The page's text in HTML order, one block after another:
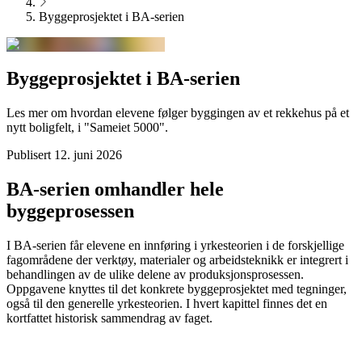
Byggeprosjektet i BA-serien
Byggeprosjektet i BA-serien
Les mer om hvordan elevene følger byggingen av et rekkehus på et
nytt boligfelt, i "Sameiet 5000".
Publisert 12. juni 2026
BA-serien omhandler hele
byggeprosessen
I BA-serien får elevene en innføring i yrkesteorien i de forskjellige
fagområdene der verktøy, materialer og arbeidsteknikk er integrert i
behandlingen av de ulike delene av produksjonsprosessen.
Oppgavene knyttes til det konkrete byggeprosjektet med tegninger,
også til den generelle yrkesteorien. I hvert kapittel finnes det en
kortfattet historisk sammendrag av faget.